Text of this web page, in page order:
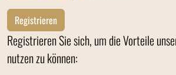
Registrieren
Registrieren Sie sich, um die Vorteile
nutzen zu können: